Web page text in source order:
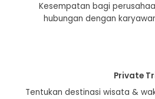
Kesempatan bagi
hubungan dengan
Private
Tentukan destinasi wisata &